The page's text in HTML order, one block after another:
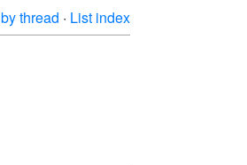
by thread · List index